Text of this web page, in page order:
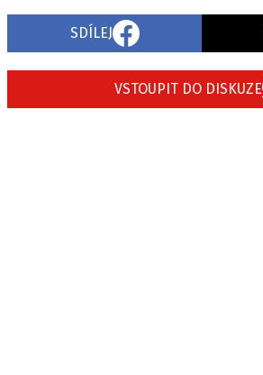
SDÍLEJ
VSTOUPIT DO DISKUZE